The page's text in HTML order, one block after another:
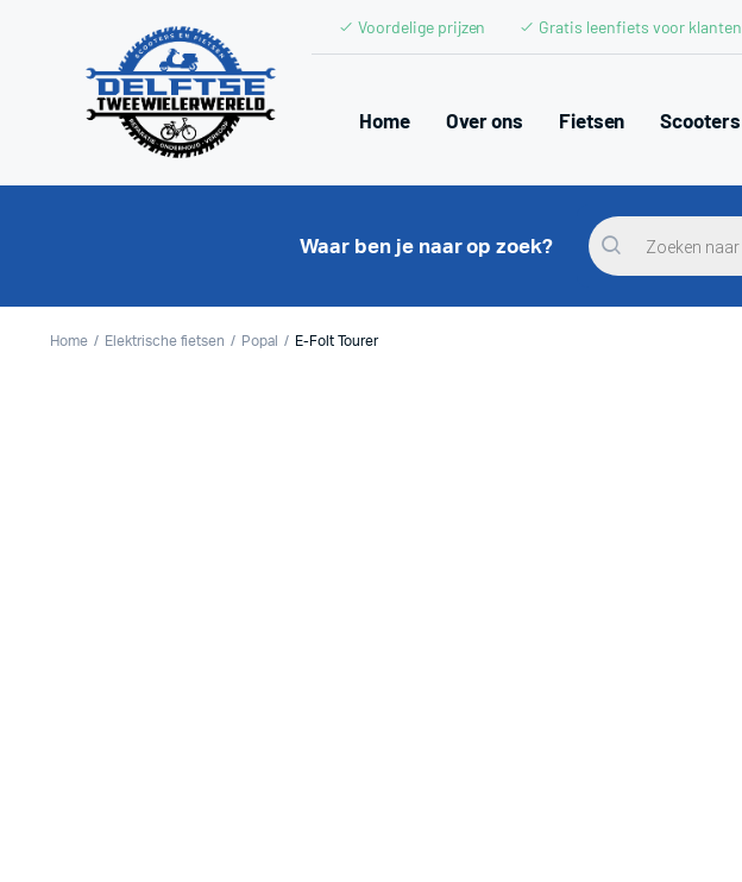
Voordelige prijzen Gratis leenfiets voor klanten
Home Over ons Fietsen Scooters
Waar ben je naar op zoek?
Producten
zoeken
Home Elektrische fietsen Popal E-Folt Tourer